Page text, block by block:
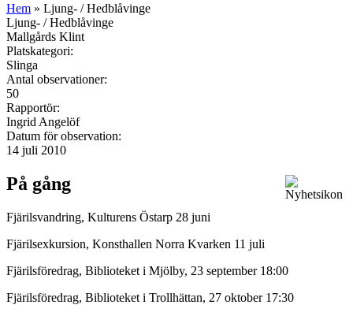
Hem » Ljung- / Hedblåvinge
Ljung- / Hedblåvinge
Mallgårds Klint
Platskategori:
Slinga
Antal observationer:
50
Rapportör:
Ingrid Angelöf
Datum för observation:
14 juli 2010
På gång
Fjärilsvandring, Kulturens Östarp 28 juni
Fjärilsexkursion, Konsthallen Norra Kvarken 11 juli
Fjärilsföredrag, Biblioteket i Mjölby, 23 september 18:00
Fjärilsföredrag, Biblioteket i Trollhättan, 27 oktober 17:30